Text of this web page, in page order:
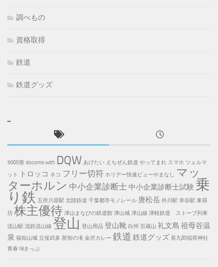
調べもの
資格取得
鉄道
鉄道グッズ
5000形 docomo with DQW あげたい えちぜん鉄道 やってまれ スマホ ツェルマ
ット
トロッコ ネコ フリー切符 ホリデー快速ビューやまなし マッ
ターホルン 中小企業診断士 中小企業診断士試験 乗
り鉄 五所川原駅 北陸鉄道 千葉都市モノレール 唐松岳 外川駅 幸谷駅 東尋
坊 株主優待 津山まなびの鉄道館 津山城 津山線 津軽鉄道 ストーブ列車
流山駅 流鉄流山線 登山 登山用品 登山靴 白州 百蔵山 礼文島 祖母谷温
泉 福知山城 立佞武多 那智の滝 金沢カレー 鉄道 鉄道グッズ 長九郎稲荷神社
青春18きっぷ